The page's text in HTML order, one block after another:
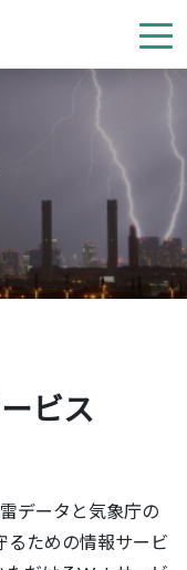
ビス
データと気象庁の
るための情報サービ